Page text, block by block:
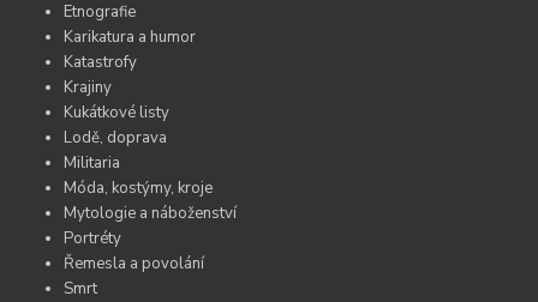
Etnografie
Karikatura a humor
Katastrofy
Krajiny
Kukátkové listy
Lodě, doprava
Militaria
Móda, kostýmy, kroje
Mytologie a náboženství
Portréty
Řemesla a povolání
Smrt